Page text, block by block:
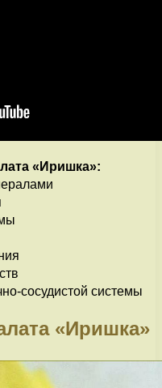
«Иришка»:
сосудистой системы
«Иришка»